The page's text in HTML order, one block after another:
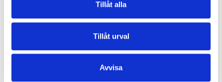
Tillåt alla
Tillåt urval
Avvisa
BAS P/U - Byggarbetsmiljösamordnare (2 dagar)
Luleå
- 2026-08-18
10 400 kr exkl. moms